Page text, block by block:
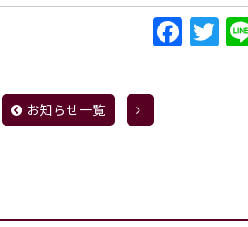
お知らせ一覧